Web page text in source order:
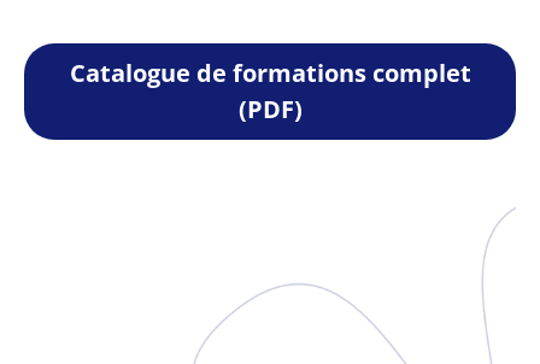
Catalogue de formations complet
(PDF)